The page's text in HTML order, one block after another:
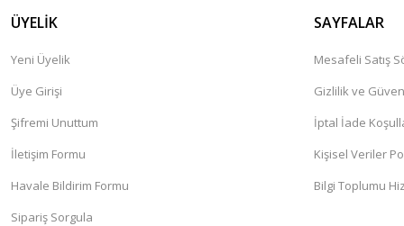
ÜYELİK
Yeni Üyelik
Üye Girişi
Şifremi Unuttum
İletişim Formu
Havale Bildirim Formu
Sipariş Sorgula
SAYFALAR
Mesafeli Satış
Gizlilik ve
İptal İade
Kişisel Veriler
Bilgi Toplumu